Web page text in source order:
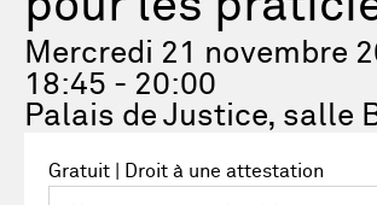
Mercredi 21 novembre
18:45 - 20:00
Palais de Justice, salle
Gratuit | Droit à une attestation